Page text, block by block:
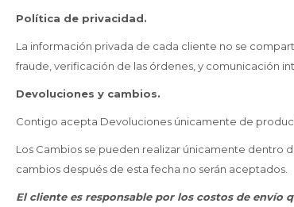
Política de privacidad.
La información privada de cada cliente no se
fraude, verificación de las órdenes, y comunicación
Devoluciones y cambios.
Contigo acepta Devoluciones únicamente de
Los Cambios se pueden realizar únicamente dentro
cambios después de esta fecha no serán aceptados.
El cliente es responsable por los costos de envío